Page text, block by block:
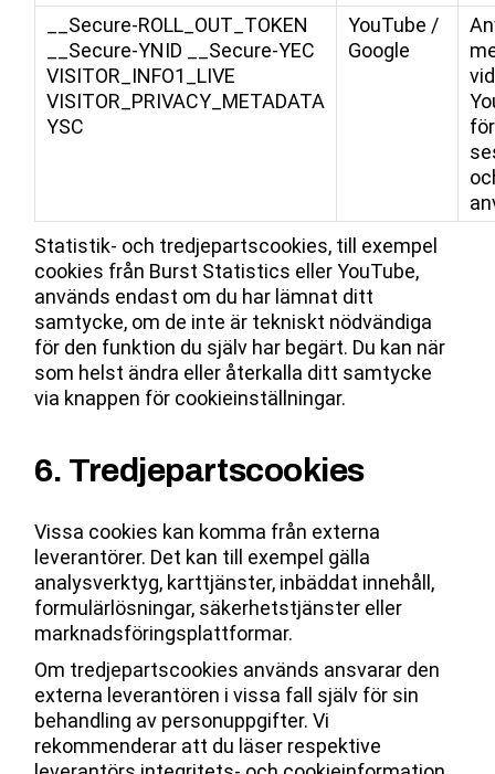
__Secure-ROLL_OUT_TOKEN
__Secure-YNID __Secure-YEC
VISITOR_INFO1_LIVE
VISITOR_PRIVACY_METADATA
YSC
YouTube /
Google
Statistik- och tredjepartscookies, till exempel
cookies från Burst Statistics eller YouTube,
används endast om du har lämnat ditt
samtycke, om de inte är tekniskt nödvändiga
för den funktion du själv har begärt. Du kan när
som helst ändra eller återkalla ditt samtycke
via knappen för cookieinställningar.
6. Tredjepartscookies
Vissa cookies kan komma från externa
leverantörer. Det kan till exempel gälla
analysverktyg, karttjänster, inbäddat innehåll,
formulärlösningar, säkerhetstjänster eller
marknadsföringsplattformar.
Om tredjepartscookies används ansvarar den
externa leverantören i vissa fall själv för sin
behandling av personuppgifter. Vi
rekommenderar att du läser respektive